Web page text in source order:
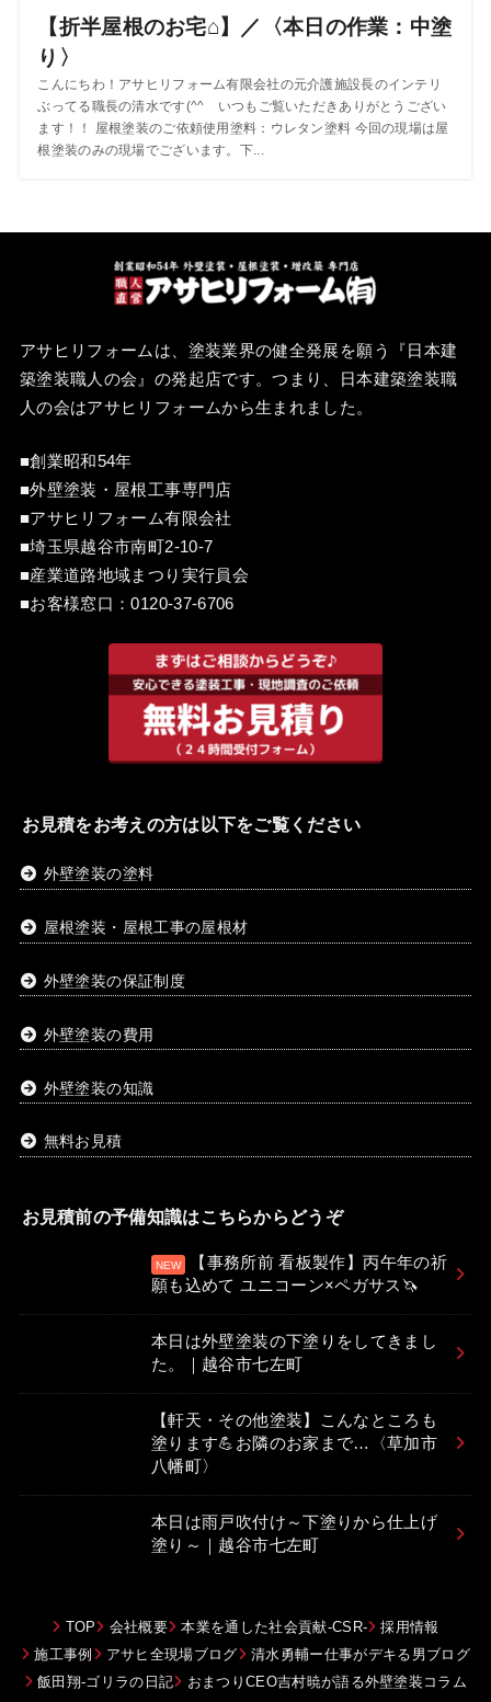
【折半屋根のお宅⌂】／〈本日の作業：中塗
り〉
こんにちわ！アサヒリフォーム有限会社の元介護施設長のインテリ
ぶってる職長の清水です(^^ゞいつもご覧いただきありがとうござい
ます！！ 屋根塗装のご依頼使用塗料：ウレタン塗料 今回の現場は屋
根塗装のみの現場でございます。下...
アサヒリフォームは、塗装業界の健全発展を願う『 日本建
築塗装職人の会 』の発起店です。つまり、日本建築塗装職
人の会はアサヒリフォームから生まれました。
■創業昭和54年
■外壁塗装・屋根工事専門店
■アサヒリフォーム有限会社
■埼玉県越谷市南町2-10-7
■産業道路地域まつり実行員会
■お客様窓口：0120-37-6706
お見積をお考えの方は以下をご覧ください
外壁塗装の塗料
屋根塗装・屋根工事の屋根材
外壁塗装の保証制度
外壁塗装の費用
外壁塗装の知識
無料お見積
お見積前の予備知識はこちらからどうぞ
【事務所前 看板製作】丙午年の祈
願も込めて ユニコーン×ペガサス🦄
本日は外壁塗装の下塗りをしてきまし
た。｜越谷市七左町
【軒天・その他塗装】こんなところも
塗ります💪お隣のお家まで…〈草加市
八幡町〉
本日は雨戸吹付け～下塗りから仕上げ
塗り～｜越谷市七左町
TOP 会社概要 本業を通した社会貢献-CSR-
採用情報
施工事例
アサヒ全現場ブログ
清水勇輔ー仕事がデキる男ブログ
飯田翔-ゴリラの日記
おまつりCEO吉村暁が語る外壁塗装コラム